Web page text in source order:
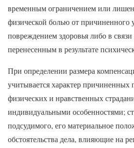
временным ограничением или
физической болью от причиненного
повреждением здоровья либо в связи
перенесенным в результате
При определении размера
учитывается характер причиненных
физических и нравственных
индивидуальными особенностями;
подсудимого, его материальное
обстоятельства дела, влияющие на